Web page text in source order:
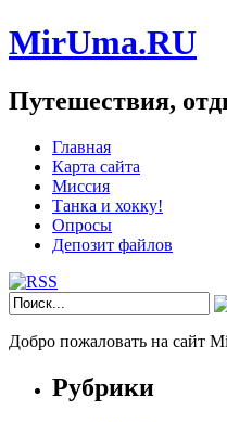
MirUma.RU
Путешествия,
Главная
Карта сайта
Миссия
Танка и хокку!
Опросы
Депозит файлов
Добро пожаловать на сайт
Рубрики